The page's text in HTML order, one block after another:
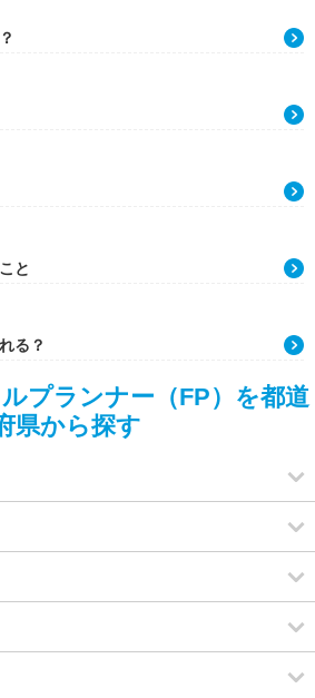
と
る？
プランナー（FP）を都道
県から探す